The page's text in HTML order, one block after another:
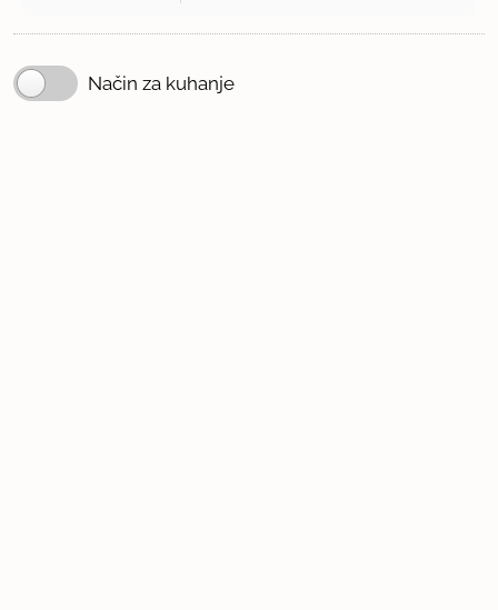
Način za kuhanje